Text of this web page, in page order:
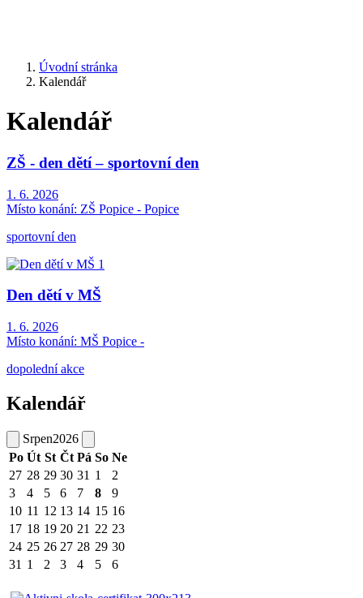
Úvodní stránka
Kalendář
Kalendář
ZŠ - den dětí – sportovní den
1. 6. 2026
Místo konání: ZŠ Popice - Popice
sportovní den
Den dětí v MŠ
1. 6. 2026
Místo konání: MŠ Popice -
dopolední akce
Kalendář
Srpen2026
Po Út St Čt Pá So Ne
27 28 29 30 31 1
2
3
4 5 6 7 8
9
10 11 12 13 14 15 16
17 18 19 20 21 22 23
24 25 26 27 28 29 30
31 1 2 3 4 5 6